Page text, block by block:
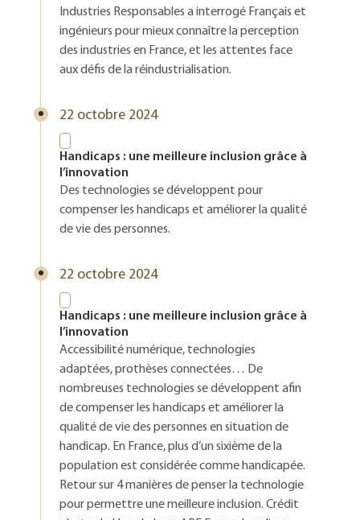
Industries Responsables a interrogé Français et
ingénieurs pour mieux connaître la perception
des industries en France, et les attentes face
aux défis de la réindustrialisation.
22 octobre 2024
Handicaps : une meilleure inclusion grâce à
l’innovation
Des technologies se développent pour
compenser les handicaps et améliorer la qualité
de vie des personnes.
22 octobre 2024
Handicaps : une meilleure inclusion grâce à
l’innovation
Accessibilité numérique, technologies
adaptées, prothèses connectées… De
nombreuses technologies se développent afin
de compenser les handicaps et améliorer la
qualité de vie des personnes en situation de
handicap. En France, plus d’un sixième de la
population est considérée comme handicapée.
Retour sur 4 manières de penser la technologie
pour permettre une meilleure inclusion. Crédit